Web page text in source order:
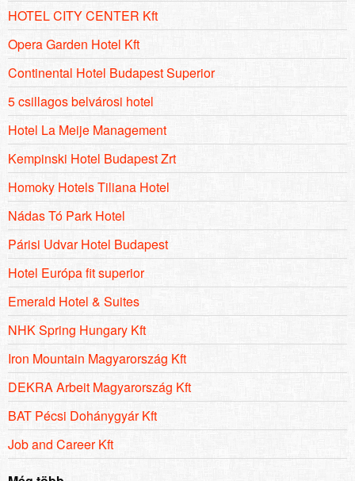
HOTEL CITY CENTER Kft
Opera Garden Hotel Kft
Continental Hotel Budapest Superior
5 csillagos belvárosi hotel
Hotel La Meije Management
Kempinski Hotel Budapest Zrt
Homoky Hotels Tiliana Hotel
Nádas Tó Park Hotel
Párisi Udvar Hotel Budapest
Hotel Európa fit superior
Emerald Hotel & Suites
NHK Spring Hungary Kft
Iron Mountain Magyarország Kft
DEKRA Arbeit Magyarország Kft
BAT Pécsi Dohánygyár Kft
Job and Career Kft